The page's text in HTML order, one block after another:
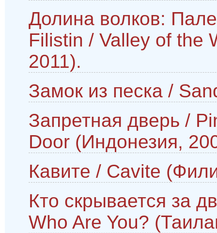
Долина волков:
Filistin / Valley of the
2011).
Замок из песка /
Запретная дверь /
Door (Индонезия,
Кавите / Cavite
Кто скрывается за
Who Are You?